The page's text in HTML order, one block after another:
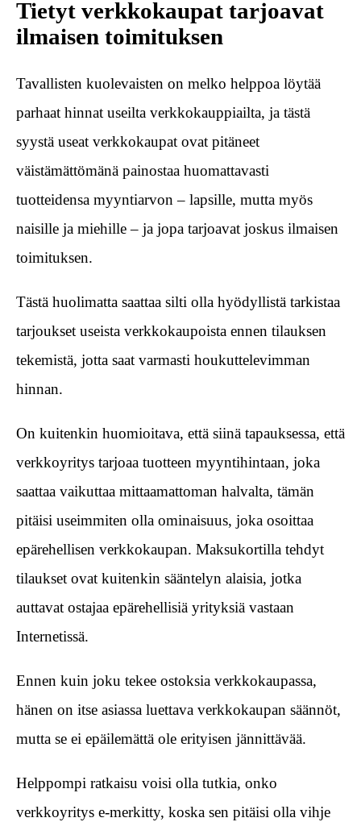
Tietyt verkkokaupat tarjoavat
ilmaisen toimituksen
Tavallisten kuolevaisten on melko helppoa löytää
parhaat hinnat useilta verkkokauppiailta, ja tästä
syystä useat verkkokaupat ovat pitäneet
väistämättömänä painostaa huomattavasti
tuotteidensa myyntiarvon – lapsille, mutta myös
naisille ja miehille – ja jopa tarjoavat joskus ilmaisen
toimituksen.
Tästä huolimatta saattaa silti olla hyödyllistä tarkistaa
tarjoukset useista verkkokaupoista ennen tilauksen
tekemistä, jotta saat varmasti houkuttelevimman
hinnan.
On kuitenkin huomioitava, että siinä tapauksessa, että
verkkoyritys tarjoaa tuotteen myyntihintaan, joka
saattaa vaikuttaa mittaamattoman halvalta, tämän
pitäisi useimmiten olla ominaisuus, joka osoittaa
epärehellisen verkkokaupan. Maksukortilla tehdyt
tilaukset ovat kuitenkin sääntelyn alaisia, jotka
auttavat ostajaa epärehellisiä yrityksiä vastaan
Internetissä.
Ennen kuin joku tekee ostoksia verkkokaupassa,
hänen on itse asiassa luettava verkkokaupan säännöt,
mutta se ei epäilemättä ole erityisen jännittävää.
Helppompi ratkaisu voisi olla tutkia, onko
verkkoyritys e-merkitty, koska sen pitäisi olla vihje